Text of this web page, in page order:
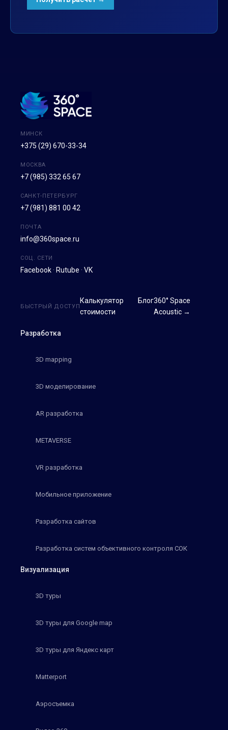
МИНСК
+375 (29) 670-33-34
МОСКВА
+7 (985) 332 65 67
САНКТ-ПЕТЕРБУРГ
+7 (981) 881 00 42
ПОЧТА
info@360space.ru
СОЦ. СЕТИ
Facebook · Rutube · VK
Разработка
3D mapping
3D моделирование
AR разработка
METAVERSE
VR разработка
Мобильное приложение
Разработка сайтов
Разработка систем объективного контроля СОК
Визуализация
3D туры
3D туры для Google map
3D туры для Яндекс карт
Matterport
Аэросъемка
БЫСТРЫЙ ДОСТУП
Калькулятор
стоимости
Блог360° Space
Acoustic →